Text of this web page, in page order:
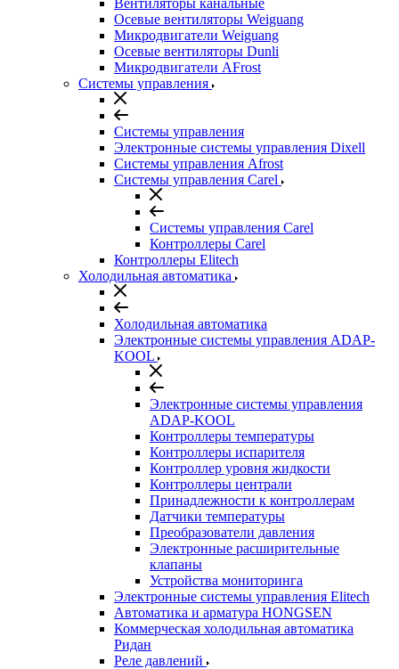
Вентиляторы канальные
Осевые вентиляторы Weiguang
Микродвигатели Weiguang
Осевые вентиляторы Dunli
Микродвигатели AFrost
Системы управления
Системы управления
Электронные системы управления Dixell
Системы управления Afrost
Системы управления Carel
Системы управления Carel
Контроллеры Carel
Контроллеры Elitech
Холодильная автоматика
Холодильная автоматика
Электронные системы управления ADAP-
KOOL
Электронные системы управления
ADAP-KOOL
Контроллеры температуры
Контроллеры испарителя
Контроллер уровня жидкости
Контроллеры централи
Принадлежности к контроллерам
Датчики температуры
Преобразователи давления
Электронные расширительные
клапаны
Устройства мониторинга
Электронные системы управления Elitech
Автоматика и арматура HONGSEN
Коммерческая холодильная автоматика
Ридан
Реле давлений